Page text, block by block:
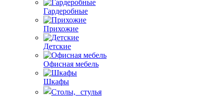
Гардеробные
Прихожие
Детские
Офисная мебель
Шкафы